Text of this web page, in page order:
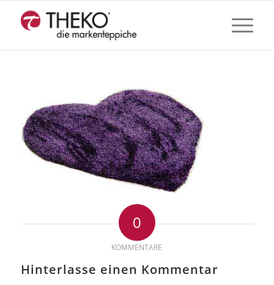
0
KOMMENTARE
Hinterlasse einen Kommentar